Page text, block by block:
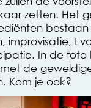
zetten. Het
bestaan
improvisatie,
In de foto
de
Kom je ook?